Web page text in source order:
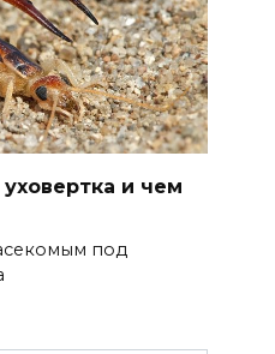
и чем
под